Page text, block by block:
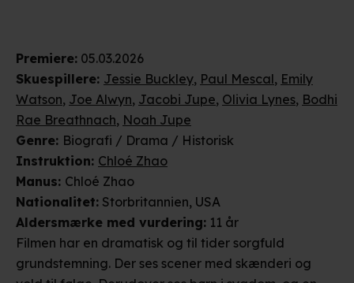
Premiere: 05.03.2026
Skuespillere: Jessie Buckley, Paul Mescal, Emily
Watson, Joe Alwyn, Jacobi Jupe, Olivia Lynes, Bodhi
Rae Breathnach, Noah Jupe
Genre: Biografi / Drama / Historisk
Instruktion: Chloé Zhao
Manus: Chloé Zhao
Nationalitet: Storbritannien, USA
Aldersmærke med vurdering: 11 år
Filmen har en dramatisk og til tider sorgfuld
grundstemning. Der ses scener med skænderi og